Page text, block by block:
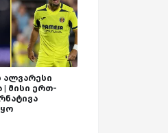
ალვარესი
| მისი ერთ-